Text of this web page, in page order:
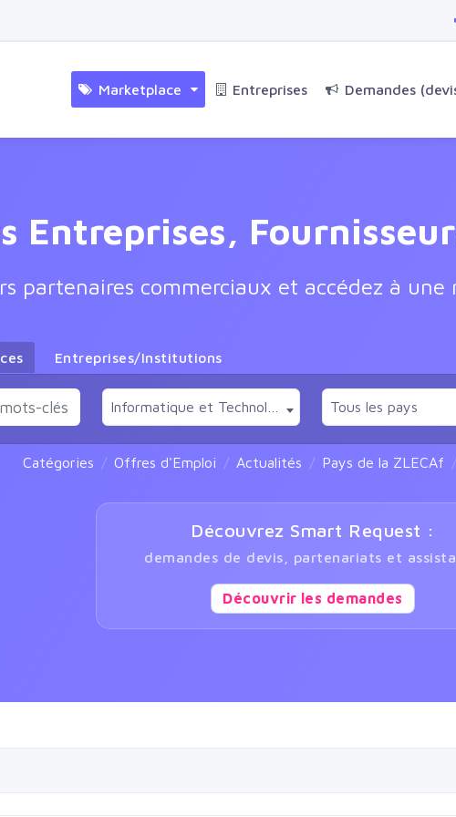
Marketplace Entreprises Demandes
Entreprises,
partenaires commerciaux et accédez à
Entreprises/Institutions
Tous les pays
Catégories Offres d'Emploi Actualités Pays de la ZLECAf
Découvrez Smart Request :
demandes de devis, partenariats et
Découvrir les demandes